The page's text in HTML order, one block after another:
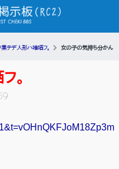
果テデ人形ハ唯哂フ。
女の子の気持ち分かん
。